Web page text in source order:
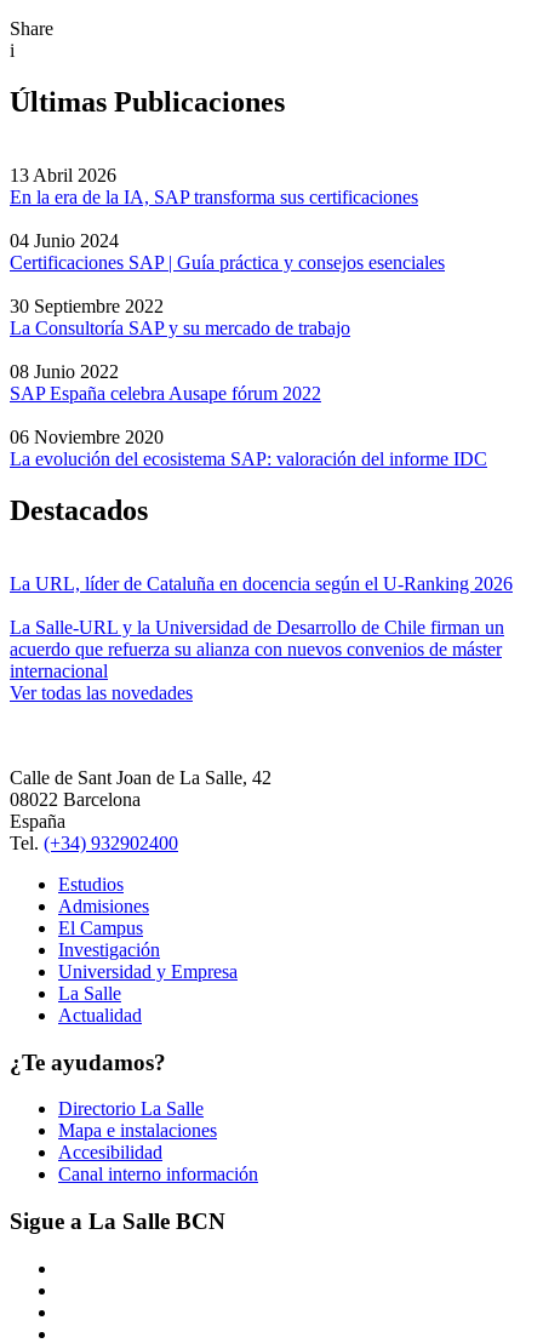
Share
i
Últimas Publicaciones
13 Abril 2026
En la era de la IA, SAP transforma sus certificaciones
04 Junio 2024
Certificaciones SAP | Guía práctica y consejos esenciales
30 Septiembre 2022
La Consultoría SAP y su mercado de trabajo
08 Junio 2022
SAP España celebra Ausape fórum 2022
06 Noviembre 2020
La evolución del ecosistema SAP: valoración del informe IDC
Destacados
La URL, líder de Cataluña en docencia según el U-Ranking 2026
La Salle-URL y la Universidad de Desarrollo de Chile firman un
acuerdo que refuerza su alianza con nuevos convenios de máster
internacional
Ver todas las novedades
Calle de Sant Joan de La Salle, 42
08022 Barcelona
España
Tel. (+34) 932902400
Estudios
Admisiones
El Campus
Investigación
Universidad y Empresa
La Salle
Actualidad
¿Te ayudamos?
Directorio La Salle
Mapa e instalaciones
Accesibilidad
Canal interno información
Sigue a La Salle BCN